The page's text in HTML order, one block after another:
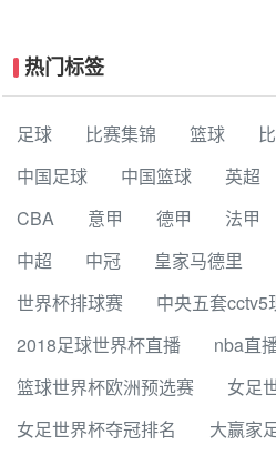
热门标签
足球 比赛集锦 篮球
中国足球
中国篮球 英超
CBA
意甲 德甲 法甲
中超
中冠 皇家马德里
世界杯排球赛
中央五套cctv5
2018足球世界杯直播
nba直
篮球世界杯欧洲预选赛
女足
女足世界杯夺冠排名
大赢家